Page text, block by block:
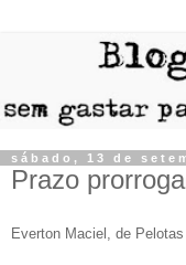
sábado, 13 de
Prazo
Everton Maciel, de Pelotas